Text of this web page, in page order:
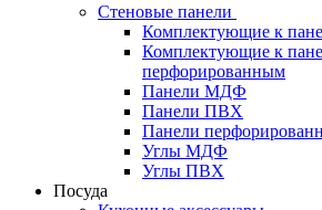
Стеновые панели
Комплектующие к
Комплектующие к
перфорированным
Панели МДФ
Панели ПВХ
Панели
Углы МДФ
Углы ПВХ
Посуда